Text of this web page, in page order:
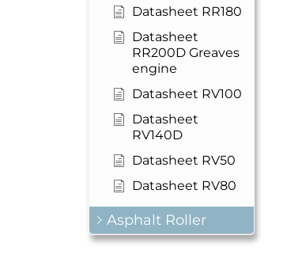
Datasheet RR180
Datasheet
RR200D Greaves
engine
Datasheet RV100
Datasheet
RV140D
Datasheet RV50
Datasheet RV80
Asphalt Roller